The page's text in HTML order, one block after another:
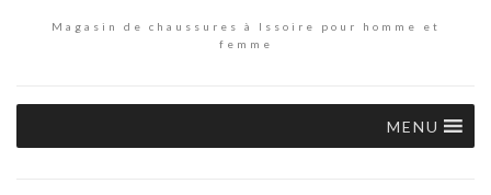
Magasin de chaussures à Issoire pour homme et
femme
MENU